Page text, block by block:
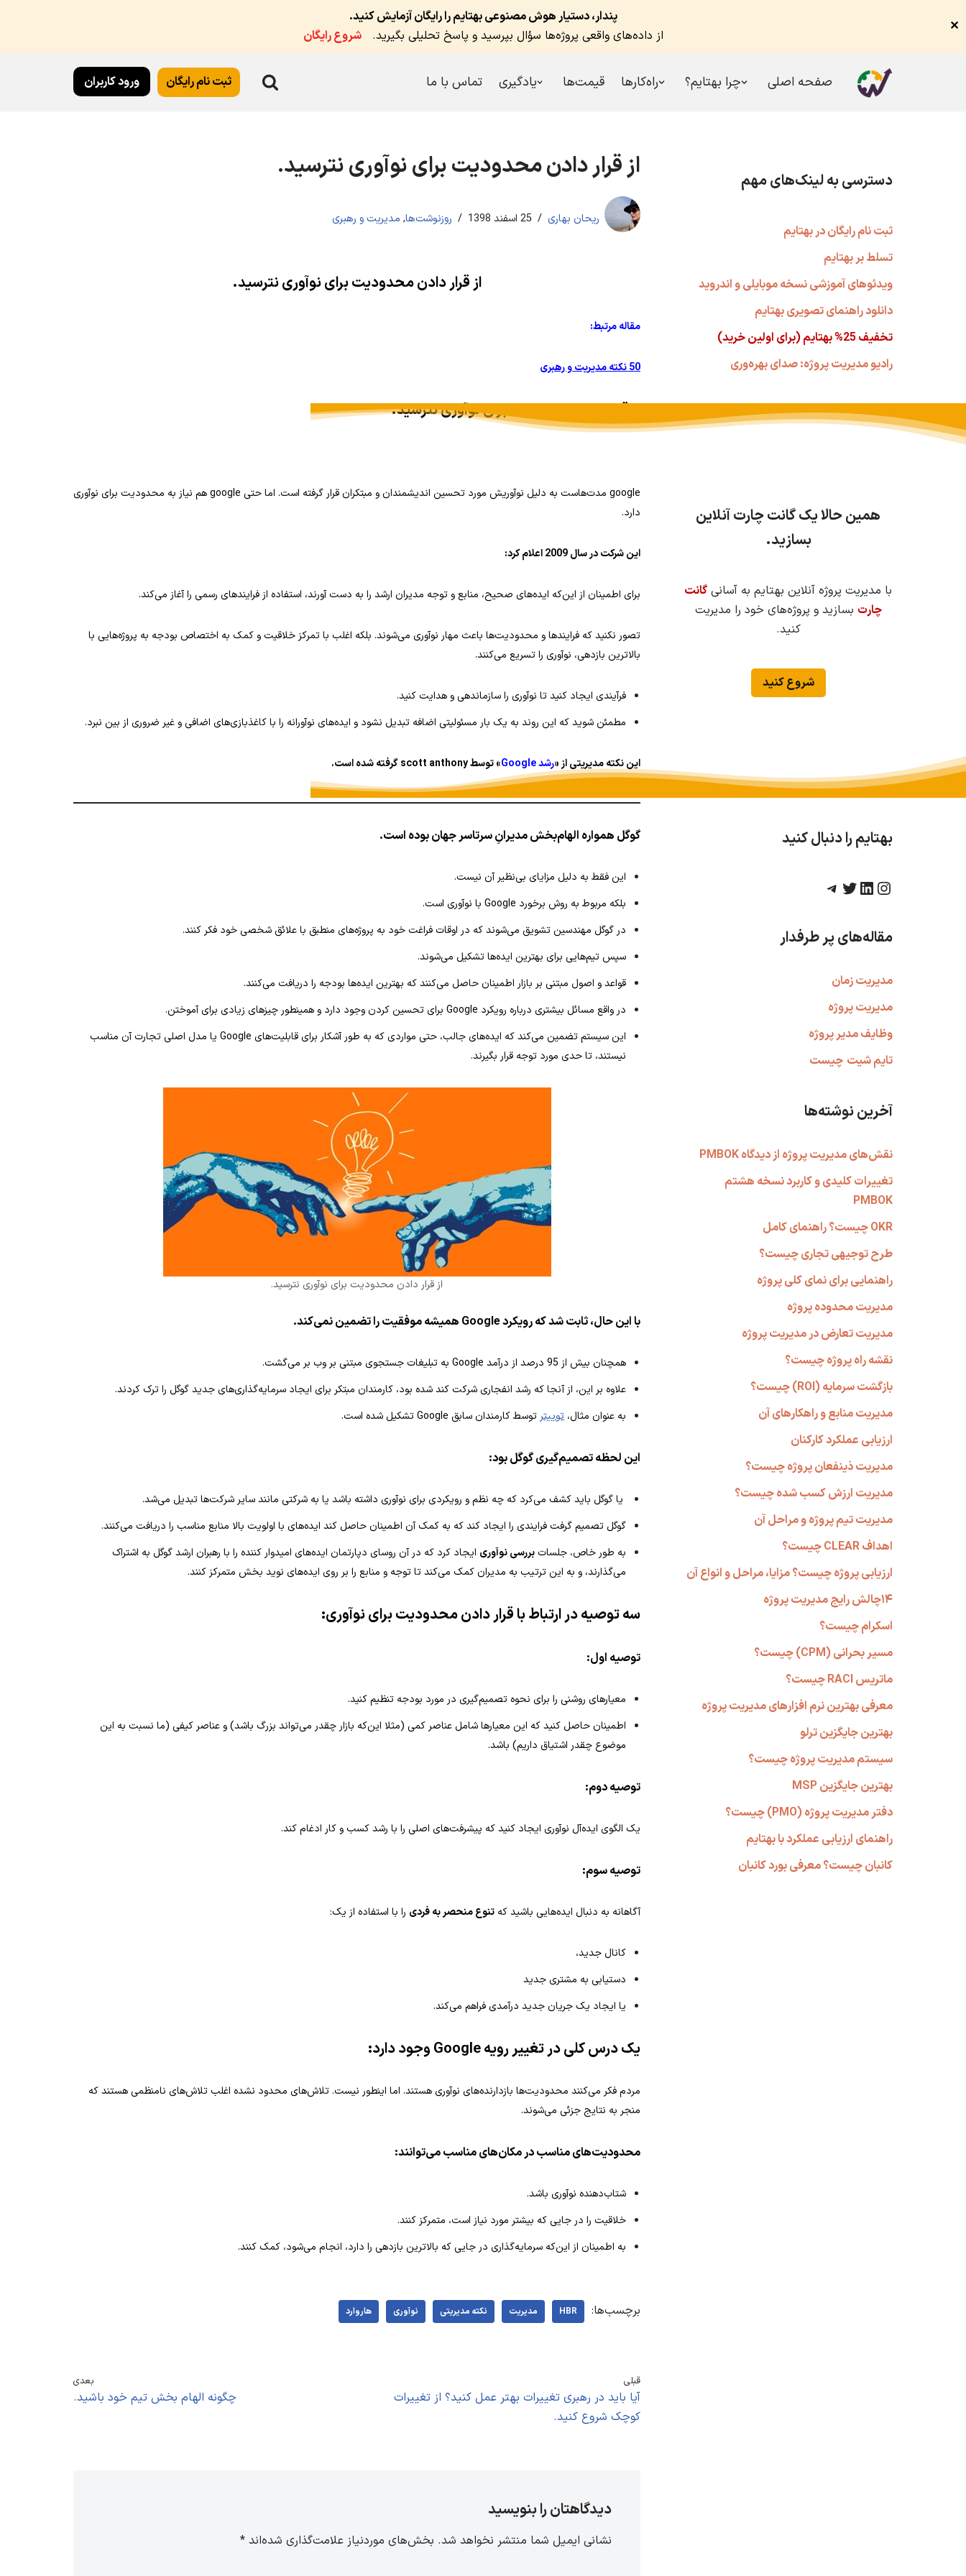
پندار، دستیار هوش مصنوعی بهتایم را رایگان آزمایش کنید.
از داده‌های واقعی پروژه‌ها سؤال بپرسید و پاسخ تحلیلی بگیرید.
شروع رایگان
✕
صفحه اصلی چرا بهتایم؟ راه‌کارها قیمت‌ها یادگیری تماس با ما ثبت نام رایگان ورود کاربران
دسترسی به لینک‌های مهم
ثبت نام رایگان در بهتایم
تسلط بر بهتایم
ویدئوهای آموزشی نسخه موبایلی و اندروید
دانلود راهنمای تصویری بهتایم
تخفیف 25% بهتایم (برای اولین خرید)
رادیو مدیریت پروژه: صدای بهره‌وری
همین حالا یک گانت چارت آنلاین
بسازید.
با مدیریت پروژه آنلاین بهتایم به آسانی گانت
چارت بسازید و پروژه‌های خود را مدیریت
کنید.
شروع کنید
بهتایم را دنبال کنید
مقاله‌های پر طرفدار
مدیریت زمان
مدیریت پروژه
وظایف مدیر پروژه
تایم شیت چیست
آخرین نوشته‌ها
نقش‌های مدیریت پروژه از دیدگاه PMBOK
تغییرات کلیدی و کاربرد نسخه هشتم
PMBOK
OKR چیست؟ راهنمای کامل
طرح توجیهی تجاری چیست؟
راهنمایی برای نمای کلی پروژه
مدیریت محدوده پروژه
مدیریت تعارض در مدیریت پروژه
نقشه راه پروژه چیست؟
بازگشت سرمایه (ROI) چیست؟
مدیریت منابع و راهکارهای آن
ارزیابی عملکرد کارکنان
مدیریت ذینفعان پروژه چیست؟
مدیریت ارزش کسب شده چیست؟
مدیریت تیم پروژه و مراحل آن
اهداف CLEAR چیست؟
ارزیابی پروژه چیست؟ مزایا، مراحل و انواع آن
۱۴چالش رایج مدیریت پروژه
اسکرام چیست؟
مسیر بحرانی (CPM) چیست؟
ماتریس RACI چیست؟
معرفی بهترین نرم افزارهای مدیریت پروژه
بهترین جایگزین ترلو
سیستم مدیریت پروژه چیست؟
بهترین جایگزین MSP
دفتر مدیریت پروژه (PMO) چیست؟
راهنمای ارزیابی عملکرد با بهتایم
کانبان چیست؟ معرفی بورد کانبان
از قرار دادن محدودیت برای نوآوری نترسید.
ریحان بهاری 25 اسفند 1398 روزنوشت‌ها, مدیریت و رهبری
از قرار دادن محدودیت برای نوآوری نترسید.
مقاله مرتبط:
50نکته مدیریت و رهبری
از قرار دادن محدودیت برای نوآوری نترسید.
google مدت‌هاست به دلیل نوآوریش مورد تحسین اندیشمندان و مبتکران قرار گرفته است. اما حتی google هم نیاز به محدودیت برای نوآوری
دارد.
این شرکت در سال 2009 اعلام کرد:
برای اطمینان از این‌که ایده‌های صحیح، منابع و توجه مدیران ارشد را به دست آورند، استفاده از فرایندهای رسمی را آغاز می‌کند.
تصور نکنید که فرایندها و محدودیت‌ها باعث مهار نوآوری می‌شوند. بلکه اغلب با تمرکز خلاقیت و کمک به اختصاص بودجه به پروژه‌هایی با
بالاترین بازدهی، نوآوری را تسریع می‌کنند.
فرآیندی ایجاد کنید تا نوآوری را سازماندهی و هدایت کنید.
مطمئن شوید که این روند به یک بار مسئولیتی اضافه تبدیل نشود و ایده‌های نوآورانه را با کاغذبازی‌های اضافی و غیر ضروری از بین نبرد.
این نکته مدیریتی از «رشد Google » توسط scott anthony گرفته شده است.
گوگل همواره الهام‌بخش مدیرانِ سرتاسر جهان بوده است.
این فقط به دلیل مزایای بی‌نظیر آن نیست.
بلکه مربوط به روش برخورد Google با نوآوری است.
در گوگل مهندسین تشویق می‌شوند که در اوقات فراغت خود به پروژه‌های منطبق با علائق شخصی خود فکر کنند.
سپس تیم‌هایی برای بهترین ایده‌ها تشکیل می‌شوند.
قواعد و اصول مبتنی بر بازار اطمینان حاصل می‌کنند که بهترین ایده‌ها بودجه را دریافت می‌کنند.
در واقع مسائل بیشتری درباره رویکرد Google برای تحسین کردن وجود دارد و همینطور چیزهای زیادی برای آموختن.
این سیستم تضمین می‌کند که ایده‌های جالب، حتی مواردی که به طور آشکار برای قابلیت‌های Google یا مدل اصلی تجارت آن مناسب
نیستند، تا حدی مورد توجه قرار بگیرند.
از قرار دادن محدودیت برای نوآوری نترسید.
با این حال، ثابت شد که رویکرد Google همیشه موفقیت را تضمین نمی‌کند.
همچنان بیش از 95 درصد از درآمد Google به تبلیغات جستجوی مبتنی بر وب بر می‌گشت.
علاوه بر این، از آنجا که رشد انفجاری شرکت کند شده بود، کارمندان مبتکر برای ایجاد سرمایه‌گذاری‌های جدید گوگل را ترک کردند.
به عنوان مثال، توییتر توسط کارمندان سابق Google تشکیل شده است.
این لحظه تصمیم‌گیری گوگل بود:
یا گوگل باید کشف می‌کرد که چه نظم و رویکردی برای نوآوری داشته باشد یا به شرکتی مانند سایر شرکت‌ها تبدیل می‌شد.
گوگل تصمیم گرفت فرایندی را ایجاد کند که به کمک آن اطمینان حاصل کند ایده‌های با اولویت بالا منابع مناسب را دریافت می‌کنند.
به طور خاص، جلسات بررسی نوآوری ایجاد کرد که در آن روسای دپارتمان ایده‌های امیدوار کننده را با رهبران ارشد گوگل به اشتراک
می‌گذارند، و به این ترتیب به مدیران کمک می‌کند تا توجه و منابع را بر روی ایده‌های نوید بخش متمرکز کنند.
سه توصیه در ارتباط با قرار دادن محدودیت برای نوآوری:
توصیه اول:
معیارهای روشنی را برای نحوه تصمیم‌گیری در مورد بودجه تنظیم کنید.
اطمینان حاصل کنید که این معیارها شامل عناصر کمی (مثلا این‌که بازار چقدر می‌تواند بزرگ باشد) و عناصر کیفی (ما نسبت به این
موضوع چقدر اشتیاق داریم) باشد.
توصیه دوم:
یک الگوی ایده‌آل نوآوری ایجاد کنید که پیشرفت‌های اصلی را با رشد کسب و کار ادغام کند.
توصیه سوم:
آگاهانه به دنبال ایده‌هایی باشید که تنوع منحصر به فردی را با استفاده از یک:
کانال جدید،
دستیابی به مشتری جدید
یا ایجاد یک جریان جدید درآمدی فراهم می‌کند.
یک درس کلی در تغییر رویه Google وجود دارد:
مردم فکر می‌کنند محدودیت‌ها بازدارنده‌های نوآوری هستند. اما اینطور نیست.تلاش‌های محدود نشده اغلب تلاش‌های نامنظمی هستند که
منجر به نتایج جزئی می‌شوند.
محدودیت‌های مناسب در مکان‌های مناسب می‌توانند:
شتاب‌دهنده نوآوری باشد.
خلاقیت را در جایی که بیشتر مورد نیاز است، متمرکز کنند.
به اطمینان از این‌که سرمایه‌گذاری در جایی که بالاترین بازدهی را دارد، انجام می‌شود، کمک کنند.
برچسب‌ها: HBR مدیریت نکته مدیریتی نوآوری هاروارد
قبلی
آیا باید در رهبری تغییرات بهتر عمل کنید؟ از تغییرات
کوچک شروع کنید.
بعدی
چگونه الهام بخش تیم خود باشید.
دیدگاهتان را بنویسید
نشانی ایمیل شما منتشر نخواهد شد. بخش‌های موردنیاز علامت‌گذاری شده‌اند *